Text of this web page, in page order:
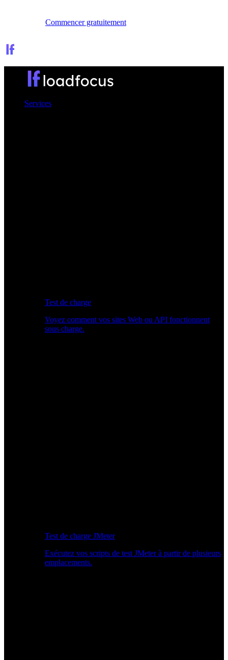
Commencer gratuitement
Services
Test de charge
Voyez comment vos sites Web ou API fonctionnent
sous charge.
Test de charge JMeter
Exécutez vos scripts de test JMeter à partir de plusieurs
emplacements.